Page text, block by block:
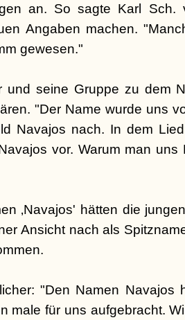
an. So sagte Karl
Angaben machen.
gewesen."
und seine Gruppe zu dem
"Der Name wurde uns
Navajos nach. In dem
vor. Warum man
‚Navajos' hätten die
Ansicht nach als
"Den Namen Navajos
male für uns aufgebracht.